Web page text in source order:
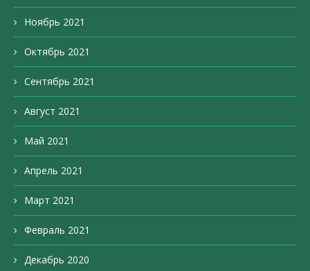
Ноябрь 2021
Октябрь 2021
Сентябрь 2021
Август 2021
Май 2021
Апрель 2021
Март 2021
Февраль 2021
Декабрь 2020